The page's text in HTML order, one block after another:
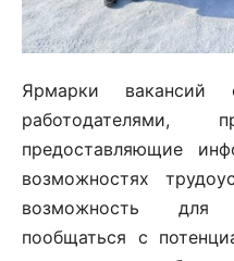
Ярмарки вакансий
работодателями,
предоставляющие
возможностях
возможность
пообщаться с